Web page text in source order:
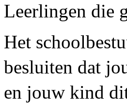
Leerlingen die
Het
besluiten dat
en jouw kind